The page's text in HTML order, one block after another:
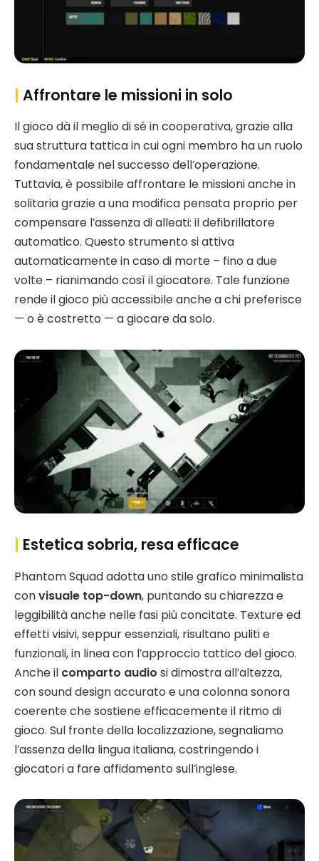
| Affrontare le missioni in solo
Il gioco dà il meglio di sé in cooperativa, grazie alla
sua struttura tattica in cui ogni membro ha un ruolo
fondamentale nel successo dell’operazione.
Tuttavia, è possibile affrontare le missioni anche in
solitaria grazie a una modifica pensata proprio per
compensare l’assenza di alleati: il defibrillatore
automatico. Questo strumento si attiva
automaticamente in caso di morte – fino a due
volte – rianimando così il giocatore. Tale funzione
rende il gioco più accessibile anche a chi preferisce
— o è costretto — a giocare da solo.
| Estetica sobria, resa efficace
Phantom Squad adotta uno stile grafico minimalista
convisuale top-down, puntando su chiarezza e
leggibilità anche nelle fasi più concitate. Texture ed
effetti visivi, seppur essenziali, risultano puliti e
funzionali, in linea con l’approccio tattico del gioco.
Anche il comparto audio si dimostra all’altezza,
con sound design accurato e una colonna sonora
coerente che sostiene efficacemente il ritmo di
gioco. Sul fronte della localizzazione, segnaliamo
l’assenza della lingua italiana, costringendo i
giocatori a fare affidamento sull’inglese.